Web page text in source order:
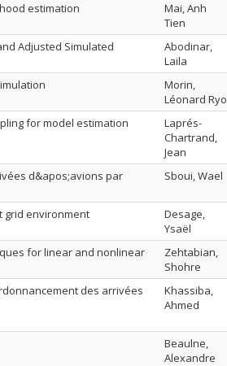
estimation
Mai, Anh
Tien
Adjusted Simulated
Abodinar,
Laila
Morin,
Léonard Ryo
for model estimation
Laprés-
Chartrand,
Jean
d&apos;avions par
Sboui, Wael
grid environment
Desage,
Ysaël
for linear and nonlinear
Zehtabian,
Shohre
des arrivées
Khassiba,
Ahmed
Beaulne,
Alexandre